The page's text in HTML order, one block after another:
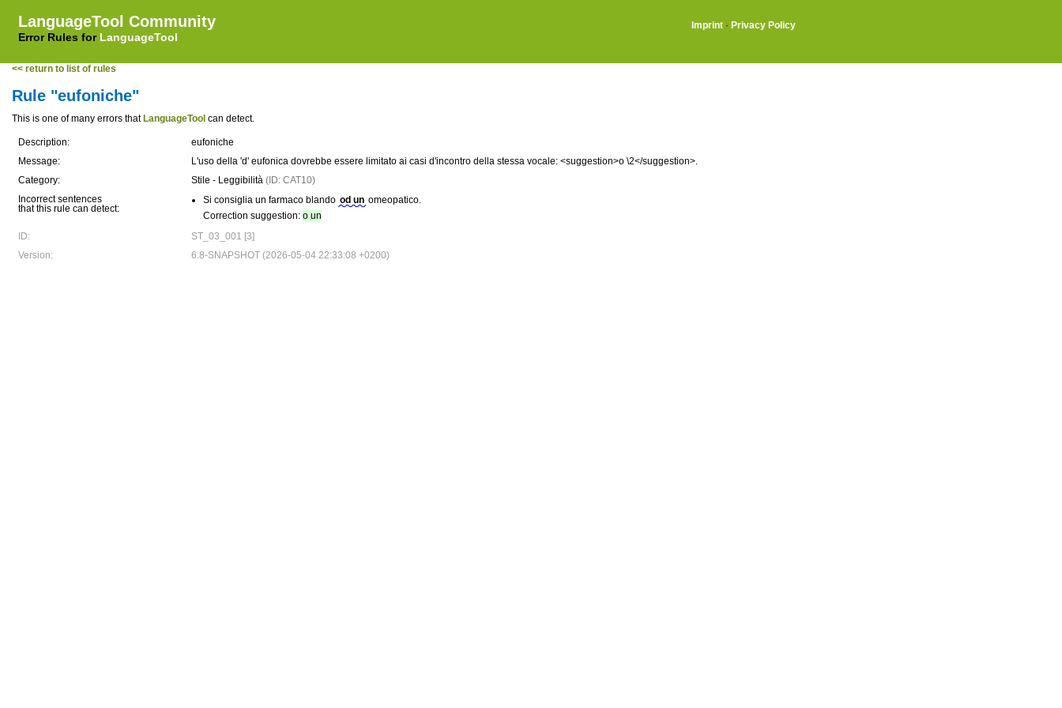
LanguageTool Community
Error Rules for LanguageTool
Imprint · Privacy Policy
<< return to list of rules
Rule "eufoniche"
This is one of many errors that LanguageTool can detect.
Description:
eufoniche
Message:
L'uso della 'd' eufonica dovrebbe essere limitato ai casi d'incontro della stessa vocale: <suggestion>o \2</suggestion>.
Category:
Stile - Leggibilità (ID: CAT10)
Incorrect sentences
that this rule can detect:
Si consiglia un farmaco blando od un omeopatico.
Correction suggestion: o un
ID:
ST_03_001 [3]
Version:
6.8-SNAPSHOT (2026-05-04 22:33:08 +0200)